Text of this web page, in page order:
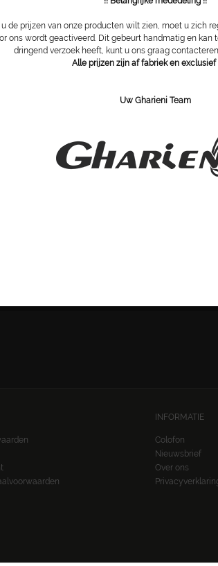
INFORMATIE
Colofon
Nieuwsbrief
Over ons
de prijzen van onze producten wilt zien, moet u zich
ons wordt geactiveerd. Dit gebeurt handmatig en kan
dringend verzoek heeft, kunt u ons graag contacteren:
Alle prijzen zijn af fabriek en exclusief
Uw Gharieni Team